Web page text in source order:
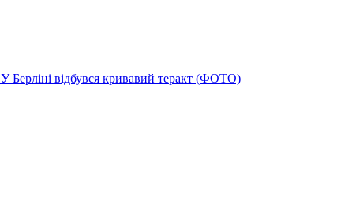
У Берліні відбувся кривавий теракт (ФОТО)